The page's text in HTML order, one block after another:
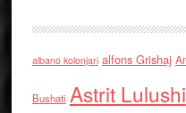
albano kolonjari alfons Grishaj
Bushati Astrit Lulushi